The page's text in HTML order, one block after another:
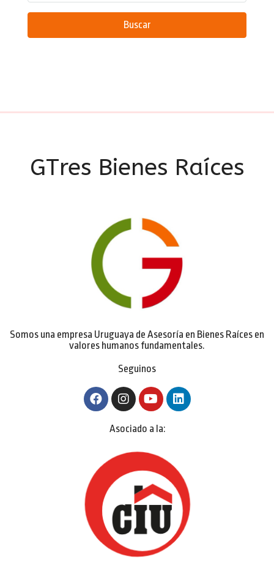
Buscar
GTres Bienes Raíces
Somos una empresa Uruguaya de Asesoría en Bienes Raíces en
valores humanos fundamentales.
Seguinos
Asociado a la: